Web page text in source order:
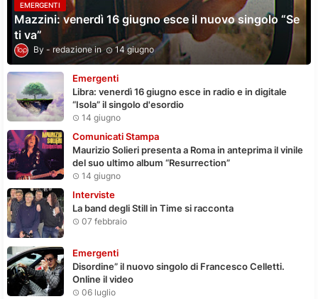
EMERGENTI
Mazzini: venerdì 16 giugno esce il nuovo singolo “Se
ti va”
redazione 14 giugno
Emergenti
Libra: venerdì 16 giugno esce in radio e in digitale
“Isola” il singolo d'esordio
14 giugno
Comunicati Stampa
Maurizio Solieri presenta a Roma in anteprima il vinile
del suo ultimo album “Resurrection”
14 giugno
Interviste
La band degli Still in Time si racconta
07 febbraio
Emergenti
Disordine” il nuovo singolo di Francesco Celletti.
Online il video
06 luglio